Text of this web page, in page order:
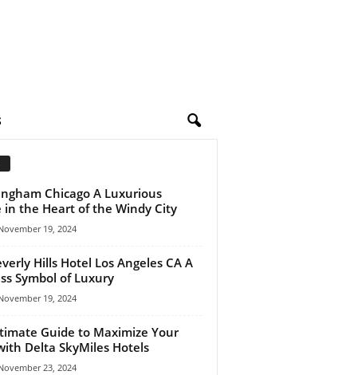
Chicago A Luxurious
in the Heart of the Windy City
19, 2024
Hills Hotel Los Angeles CA A
Symbol of Luxury
19, 2024
Guide to Maximize Your
Delta SkyMiles Hotels
23, 2024